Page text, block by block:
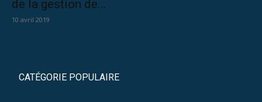
de la gestion de...
10 avril 2019
CATÉGORIE POPULAIRE